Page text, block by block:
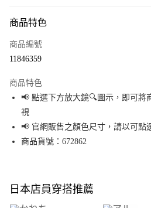
信用卡一次付款
Apple Pay
街口支付
悠遊付
全盈+PAY
大哥付你分期
商品特色
商品編號
11846359
商品特色
📢 點選下方放大鏡🔍圖示，即可將
視
📢 官網販售之顏色尺寸，請以可點
商品貨號：672862
日本店員穿搭推薦